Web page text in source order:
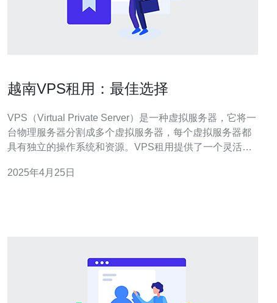
越南VPS租用：最佳选择
VPS（Virtual Private Server）是一种虚拟服务器，它将一
台物理服务器分割成多个虚拟服务器，每个虚拟服务器都
具有独立的操作系统和资源。VPS租用提供了一个灵活、
价格合理：越南VPS的租用价格相对较低，而且提供了多
2025年4月25日